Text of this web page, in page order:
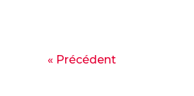
« Précédent